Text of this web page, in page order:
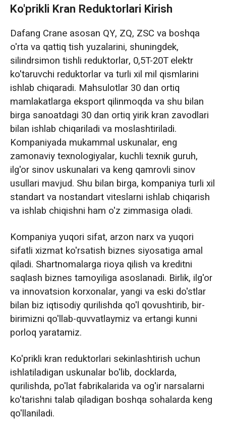
Ko'prikli Kran Reduktorlari Kirish
Dafang Crane asosan QY, ZQ, ZSC va boshqa
o'rta va qattiq tish yuzalarini, shuningdek,
silindrsimon tishli reduktorlar, 0,5T-20T elektr
ko'taruvchi reduktorlar va turli xil mil qismlarini
ishlab chiqaradi. Mahsulotlar 30 dan ortiq
mamlakatlarga eksport qilinmoqda va shu bilan
birga sanoatdagi 30 dan ortiq yirik kran zavodlari
bilan ishlab chiqariladi va moslashtiriladi.
Kompaniyada mukammal uskunalar, eng
zamonaviy texnologiyalar, kuchli texnik guruh,
ilg'or sinov uskunalari va keng qamrovli sinov
usullari mavjud. Shu bilan birga, kompaniya turli xil
standart va nostandart viteslarni ishlab chiqarish
va ishlab chiqishni ham o'z zimmasiga oladi.
Kompaniya yuqori sifat, arzon narx va yuqori
sifatli xizmat ko'rsatish biznes siyosatiga amal
qiladi. Shartnomalarga rioya qilish va kreditni
saqlash biznes tamoyiliga asoslanadi. Birlik, ilg'or
va innovatsion korxonalar, yangi va eski do'stlar
bilan biz iqtisodiy qurilishda qo'l qovushtirib, bir-
birimizni qo'llab-quvvatlaymiz va ertangi kunni
porloq yaratamiz.
Ko'prikli kran reduktorlari sekinlashtirish uchun
ishlatiladigan uskunalar bo'lib, docklarda,
qurilishda, po'lat fabrikalarida va og'ir narsalarni
ko'tarishni talab qiladigan boshqa sohalarda keng
qo'llaniladi.